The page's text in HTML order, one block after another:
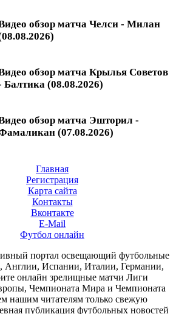
обзор матча Челси - Милан
обзор матча Крылья Советов
Балтика (08.08.2026)
обзор матча Эшторил -
(07.08.2026)
Главная
Регистрация
Карта сайта
Контакты
Вконтакте
E-Mail
Футбол онлайн
портал освещающий футбольные
Англии, Испании, Италии, Германии,
онлайн зрелищные матчи Лиги
Чемпионата Мира и Чемпионата
нашим читателям только свежую
публикация футбольных новостей